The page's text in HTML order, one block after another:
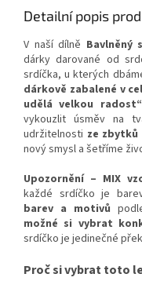
Detailní popis
V naší dílně Bavlněný
dárky darované od
srdíčka, u kterých
dárkově zabalené v
udělá velkou radost“
vykouzlit úsměv na
udržitelnosti ze
nový smysl a šetříme
Upozornění – MIX
každé srdíčko je
barev a motivů
možné si vybrat
srdíčko je jedinečné
Proč si vybrat toto